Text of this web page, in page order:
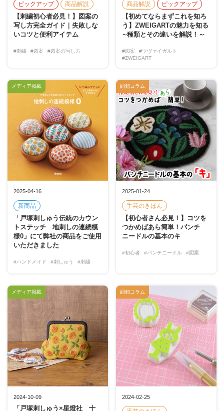
ピックアップ 商品解説
【刺繍初心者必見！】図案の
写し方完全ガイド｜失敗しな
いコツと便利アイテム
#刺繍 #図案 #図案の写し方
商品解説 ピックアップ
【初めてならまずこれを知ろ
う】ZWEIGARTの魅力を知る
∼種類とその違いを解説！～
#図案
#ツヴァイガルト
#ZWEIGART
2025-04-16
新商品
「戸塚刺しゅう伝統のカウン
トステッチ 地刺しの連続模
様0」にて弊社の商品をご使用
いただきました
#ハンドメイド #刺しゅう #刺繍
メディア掲載
2025-01-24
手芸のきほん
【初心者さん必見！】コツを
つかめばあら簡単！パンチ
ニードルの基本のキ
#初心者 #パンチニードル #図案
紐釦コラム
2024-10-09
「戸塚刺しゅう×星燈社 十
メディア掲載
2024-02-25
紐釦コラム